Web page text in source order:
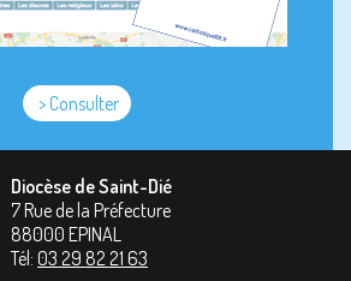
> Consulter
Diocèse de Saint-Dié
7 Rue de la Préfecture
88000 EPINAL
Tél: 03 29 82 21 63